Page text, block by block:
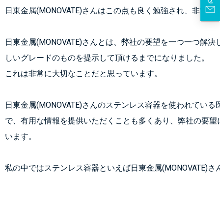
日東金属(MONOVATE)さんはこの点も良く勉強され、非常
日東金属(MONOVATE)さんとは、弊社の要望を一つ一つ解
しいグレードのものを提示して頂けるまでになりました。
これは非常に大切なことだと思っています。
日東金属(MONOVATE)さんのステンレス容器を使われてい
で、有用な情報を提供いただくことも多くあり、弊社の要
います。
私の中ではステンレス容器といえば日東金属(MONOVATE)